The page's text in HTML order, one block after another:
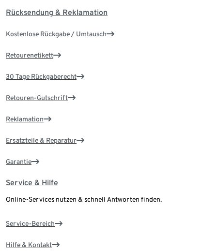
Rücksendung & Reklamation
Kostenlose Rückgabe / Umtausch
Retourenetikett
30 Tage Rückgaberecht
Retouren-Gutschrift
Reklamation
Ersatzteile & Reparatur
Garantie
Service & Hilfe
Online-Services nutzen & schnell Antworten finden.
Service-Bereich
Hilfe & Kontakt